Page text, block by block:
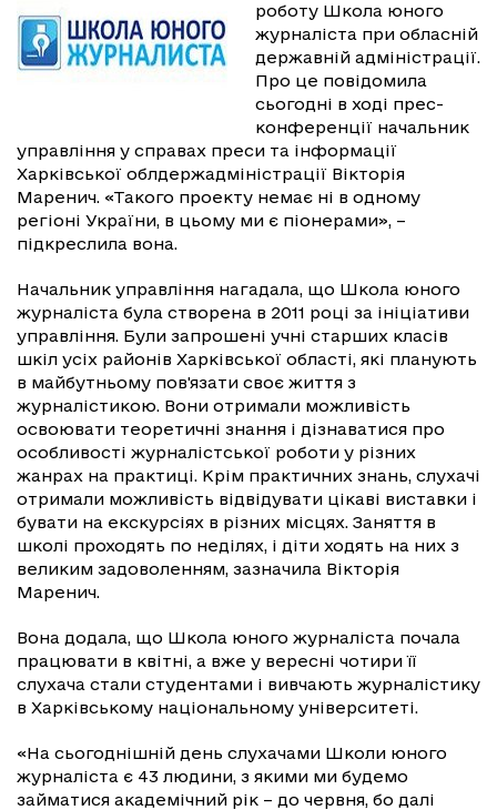
роботу Школа юного
журналіста при обласній
державній адміністрації.
Про це повідомила
сьогодні в ході прес-
конференції начальник
управління у справах преси та інформації
Харківської облдержадміністрації Вікторія
Маренич. «Такого проекту немає ні в одному
регіоні України, в цьому ми є піонерами», –
підкреслила вона.
Начальник управління нагадала, що Школа юного
журналіста була створена в 2011 році за ініціативи
управління. Були запрошені учні старших класів
шкіл усіх районів Харківської області, які планують
в майбутньому пов'язати своє життя з
журналістикою. Вони отримали можливість
освоювати теоретичні знання і дізнаватися про
особливості журналістської роботи у різних
жанрах на практиці. Крім практичних знань, слухачі
отримали можливість відвідувати цікаві виставки і
бувати на екскурсіях в різних місцях. Заняття в
школі проходять по неділях, і діти ходять на них з
великим задоволенням, зазначила Вікторія
Маренич.
Вона додала, що Школа юного журналіста почала
працювати в квітні, а вже у вересні чотири її
слухача стали студентами і вивчають журналістику
в Харківському національному університеті.
«На сьогоднішній день слухачами Школи юного
журналіста є 43 людини, з якими ми будемо
займатися академічний рік – до червня, бо далі